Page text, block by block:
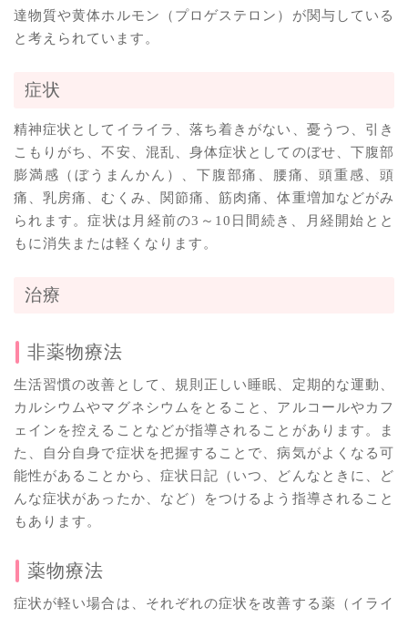
達物質や黄体ホルモン（プロゲステロン）が関与している
と考えられています。
症状
精神症状としてイライラ、落ち着きがない、憂うつ、引き
こもりがち、不安、混乱、身体症状としてのぼせ、下腹部
膨満感（ぼうまんかん）、下腹部痛、腰痛、頭重感、頭
痛、乳房痛、むくみ、関節痛、筋肉痛、体重増加などがみ
られます。症状は月経前の3～10日間続き、月経開始とと
もに消失または軽くなります。
治療
非薬物療法
生活習慣の改善として、規則正しい睡眠、定期的な運動、
カルシウムやマグネシウムをとること、アルコールやカフ
ェインを控えることなどが指導されることがあります。ま
た、自分自身で症状を把握することで、病気がよくなる可
能性があることから、症状日記（いつ、どんなときに、ど
んな症状があったか、など）をつけるよう指導されること
もあります。
薬物療法
症状が軽い場合は、それぞれの症状を改善する薬（イライ